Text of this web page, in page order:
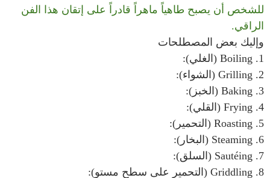
للشخص أن يصبح طاهياً ماهراً قادراً على إتقان هذا الفن
الراقي.
وإليك بعض المصطلحات
1. Boiling (الغلي):
2. Grilling (الشواء):
3. Baking (الخبز):
4. Frying (القلي):
5. Roasting (التحمير):
6. Steaming (البخار):
7. Sautéing (السلق):
8. Griddling (التحمير على سطح مستو):